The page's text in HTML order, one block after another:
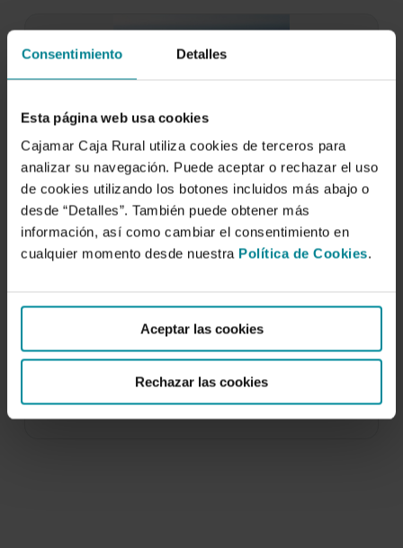
Consentimiento Detalles
Esta página web usa cookies
Cajamar Caja Rural utiliza cookies de terceros para
analizar su navegación. Puede aceptar o rechazar el uso
de cookies utilizando los botones incluidos más abajo o
desde “Detalles”. También puede obtener más
información, así como cambiar el consentimiento en
cualquier momento desde nuestra Política de Cookies.
Aceptar las cookies
Rechazar las cookies
comprehensive techno-economic
10 de marzo de 2016
One of the key objectives laid out by the Cajamar
Chair of Economics and Agri-food…